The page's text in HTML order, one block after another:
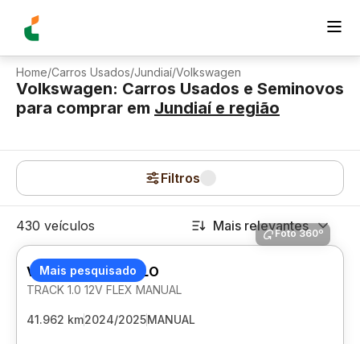
Home/Carros Usados/Jundiaí/Volkswagen
Volkswagen: Carros Usados e Seminovos
para comprar em Jundiaíe região
Filtros
430 veículos Mais relevantes
Mais pesquisado
Foto 360º
VOLKSWAGEN POLO
TRACK 1.0 12V FLEX MANUAL
41.962 km2024/2025MANUAL